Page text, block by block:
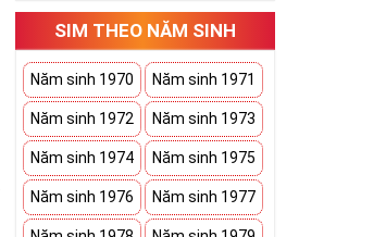
SIM THEO NĂM SINH
Năm sinh 1970 Năm sinh 1971
Năm sinh 1972 Năm sinh 1973
Năm sinh 1974 Năm sinh 1975
Năm sinh 1976 Năm sinh 1977